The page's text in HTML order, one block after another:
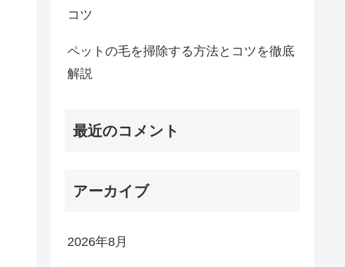
コツ
ペットの毛を掃除する方法とコツを徹底
解説
最近のコメント
アーカイブ
2026年8月